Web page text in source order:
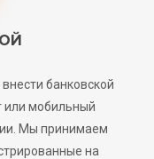
банковской
или мобильный
Мы принимаем
на